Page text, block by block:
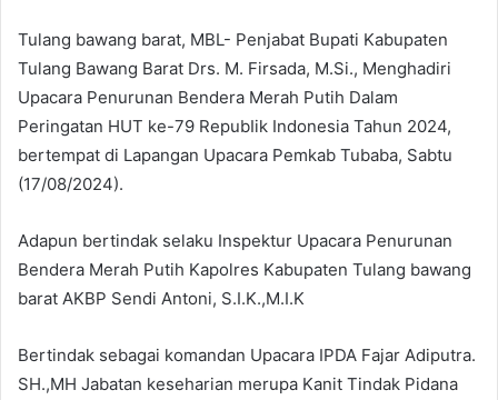
Tulang bawang barat, MBL- Penjabat Bupati Kabupaten
Tulang Bawang Barat Drs. M. Firsada, M.Si., Menghadiri
Upacara Penurunan Bendera Merah Putih Dalam
Peringatan HUT ke-79 RepubIik Indonesia Tahun 2024,
bertempat di Lapangan Upacara Pemkab Tubaba, Sabtu
(17/08/2024).
Adapun bertindak selaku Inspektur Upacara Penurunan
Bendera Merah Putih Kapolres Kabupaten Tulang bawang
barat AKBP Sendi Antoni, S.I.K.,M.I.K
Bertindak sebagai komandan Upacara IPDA Fajar Adiputra.
SH.,MH Jabatan keseharian merupa Kanit Tindak Pidana